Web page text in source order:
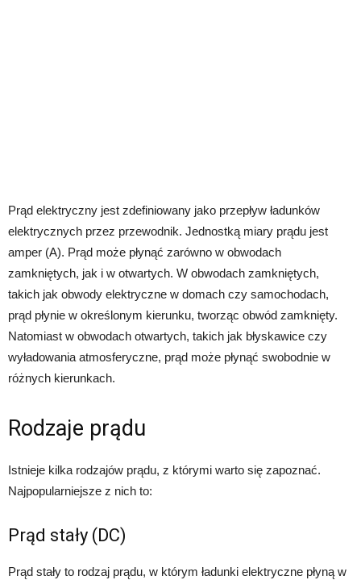
Prąd elektryczny jest zdefiniowany jako przepływ ładunków
elektrycznych przez przewodnik. Jednostką miary prądu jest
amper (A). Prąd może płynąć zarówno w obwodach
zamkniętych, jak i w otwartych. W obwodach zamkniętych,
takich jak obwody elektryczne w domach czy samochodach,
prąd płynie w określonym kierunku, tworząc obwód zamknięty.
Natomiast w obwodach otwartych, takich jak błyskawice czy
wyładowania atmosferyczne, prąd może płynąć swobodnie w
różnych kierunkach.
Rodzaje prądu
Istnieje kilka rodzajów prądu, z którymi warto się zapoznać.
Najpopularniejsze z nich to:
Prąd stały (DC)
Prąd stały to rodzaj prądu, w którym ładunki elektryczne płyną w